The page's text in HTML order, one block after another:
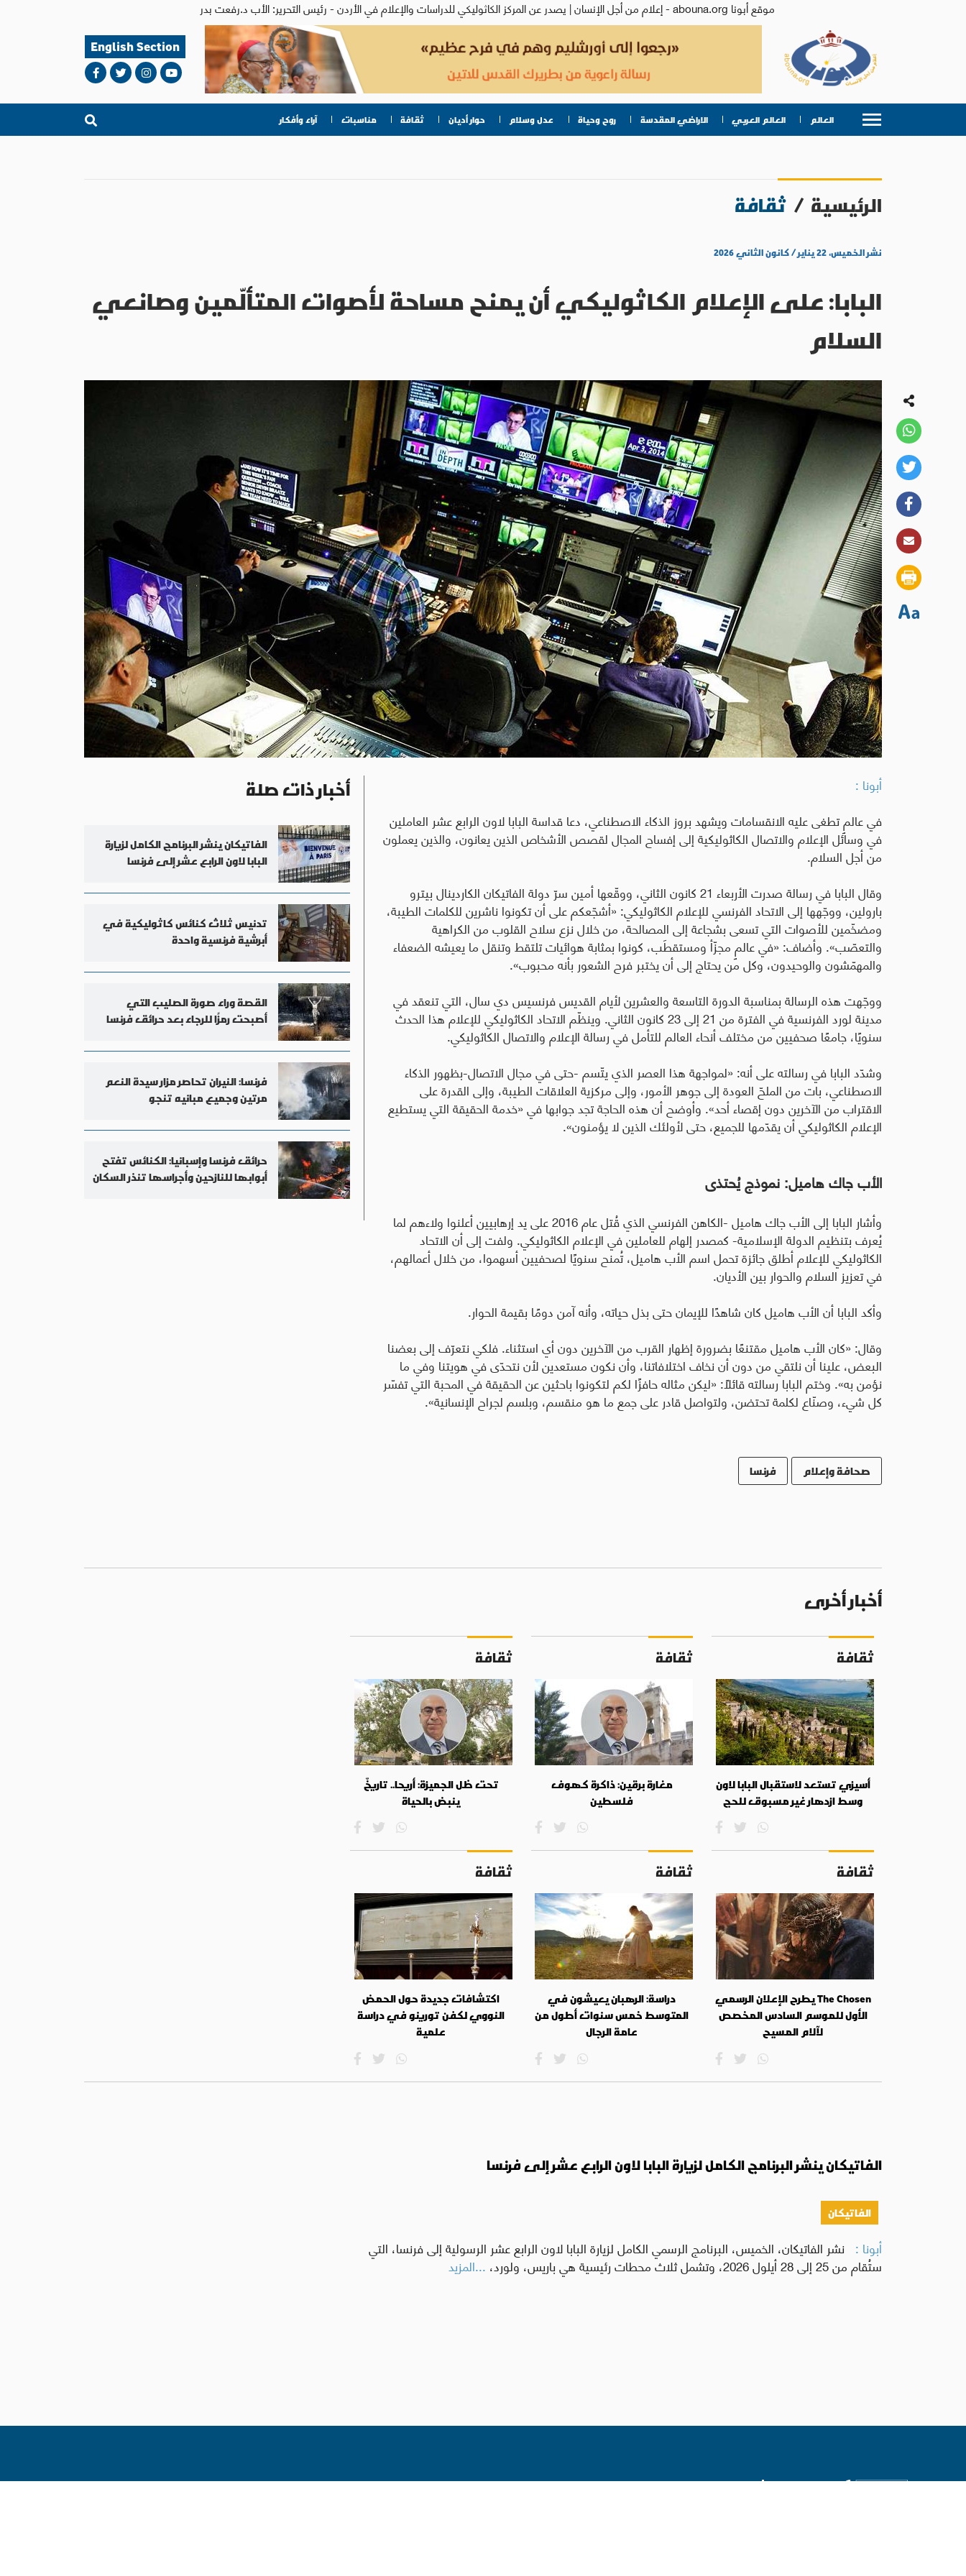
موقع أبونا abouna.org - إعلام من أجل الإنسان | يصدر عن المركز الكاثوليكي للدراسات والإعلام في الأردن - رئيس التحرير: الأب د.رفعت بدر
English Section
العالم العالم العربي الاراضي المقدسة روح وحياة عدل وسلام حوار أديان ثقافة مناسبات آراء وأفكار
الرئيسية / ثقافة
نشر الخميس، ٢٢ يناير / كانون الثاني ٢٠٢٦
البابا: على الإعلام الكاثوليكي أن يمنح مساحة لأصوات المتألّمين وصانعي
السلام
أبونا :
في عالمٍ تطغى عليه الانقسامات ويشهد بروز الذكاء الاصطناعي، دعا قداسة البابا لاون الرابع عشر العاملين
في وسائل الإعلام والاتصال الكاثوليكية إلى إفساح المجال لقصص الأشخاص الذين يعانون، والذين يعملون
من أجل السلام.
وقال البابا في رسالة صدرت الأربعاء 21 كانون الثاني، ووقّعها أمين سرّ دولة الفاتيكان الكاردينال بيترو
بارولين، ووجّهها إلى الاتحاد الفرنسي للإعلام الكاثوليكي: «أشجّعكم على أن تكونوا ناشرين للكلمات الطيبة،
ومضخّمين للأصوات التي تسعى بشجاعة إلى المصالحة، من خلال نزع سلاح القلوب من الكراهية
والتعصّب». وأضاف: «في عالمٍ مجزّأ ومستقطَب، كونوا بمثابة هوائيات تلتقط وتنقل ما يعيشه الضعفاء
والمهمّشون والوحيدون، وكل من يحتاج إلى أن يختبر فرح الشعور بأنه محبوب».
ووجّهت هذه الرسالة بمناسبة الدورة التاسعة والعشرين لأيام القديس فرنسيس دي سال، التي تنعقد في
مدينة لورد الفرنسية في الفترة من 21 إلى 23 كانون الثاني. وينظّم الاتحاد الكاثوليكي للإعلام هذا الحدث
سنويًا، جامعًا صحفيين من مختلف أنحاء العالم للتأمل في رسالة الإعلام والاتصال الكاثوليكي.
وشدّد البابا في رسالته على أنه: «لمواجهة هذا العصر الذي يتّسم -حتى في مجال الاتصال-بظهور الذكاء
الاصطناعي، بات من الملحّ العودة إلى جوهر الأمور، وإلى مركزية العلاقات الطيبة، وإلى القدرة على
الاقتراب من الآخرين دون إقصاء أحد». وأوضح أن هذه الحاجة تجد جوابها في «خدمة الحقيقة التي يستطيع
الإعلام الكاثوليكي أن يقدّمها للجميع، حتى لأولئك الذين لا يؤمنون».
الأب جاك هاميل: نموذج يُحتذى
وأشار البابا إلى الأب جاك هاميل -الكاهن الفرنسي الذي قُتل عام 2016 على يد إرهابيين أعلنوا ولاءهم لما
يُعرف بتنظيم الدولة الإسلامية- كمصدر إلهام للعاملين في الإعلام الكاثوليكي. ولفت إلى أن الاتحاد
الكاثوليكي للإعلام أطلق جائزة تحمل اسم الأب هاميل، تُمنح سنويًا لصحفيين أسهموا، من خلال أعمالهم،
في تعزيز السلام والحوار بين الأديان.
وأكد البابا أن الأب هاميل كان شاهدًا للإيمان حتى بذل حياته، وأنه آمن دومًا بقيمة الحوار.
وقال: «كان الأب هاميل مقتنعًا بضرورة إظهار القرب من الآخرين دون أي استثناء. فلكي نتعرّف إلى بعضنا
البعض، علينا أن نلتقي من دون أن نخاف اختلافاتنا، وأن نكون مستعدين لأن نتحدّى في هويتنا وفي ما
نؤمن به». وختم البابا رسالته قائلاً: «ليكن مثاله حافزًا لكم لتكونوا باحثين عن الحقيقة في المحبة التي تفسّر
كل شيء، وصنّاع لكلمة تحتضن، ولتواصل قادر على جمع ما هو منقسم، وبلسم لجراح الإنسانية».
صحافة وإعلام فرنسا
أخبار ذات صلة
الفاتيكان ينشر البرنامج الكامل لزيارة
البابا لاون الرابع عشر إلى فرنسا
تدنيس ثلاث كنائس كاثوليكية في
أبرشية فرنسية واحدة
القصة وراء صورة الصليب التي
أصبحت رمزًا للرجاء بعد حرائق فرنسا
فرنسا: النيران تحاصر مزار سيدة النعم
مرتين وجميع مبانيه تنجو
حرائق فرنسا وإسبانيا: الكنائس تفتح
أبوابها للنازحين وأجراسها تنذر السكان
أخبار أخرى
ثقافة
أسيزي تستعد لاستقبال البابا لاون
وسط ازدهار غير مسبوق للحج
ثقافة
مغارة برقين: ذاكرة كهوف
فلسطين
ثقافة
تحت ظل الجميزة: أريحا.. تاريخٌ
ينبض بالحياة
ثقافة
The Chosen يطرح الإعلان الرسمي
الأول للموسم السادس المخصص
لآلام المسيح
ثقافة
دراسة: الرهبان يعيشون في
المتوسط خمس سنوات أطول من
عامة الرجال
ثقافة
اكتشافات جديدة حول الحمض
النووي لكفن تورينو في دراسة
علمية
الفاتيكان ينشر البرنامج الكامل لزيارة البابا لاون الرابع عشر إلى فرنسا